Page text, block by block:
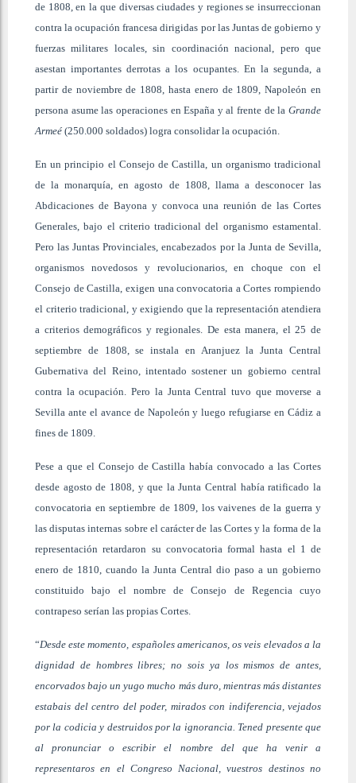
de 1808, en la que diversas ciudades y regiones se insurreccionan
contra la ocupación francesa dirigidas por las Juntas de gobierno y
fuerzas militares locales, sin coordinación nacional, pero que
asestan importantes derrotas a los ocupantes. En la segunda, a
partir de noviembre de 1808, hasta enero de 1809, Napoleón en
persona asume las operaciones en España y al frente de la Grande
Armeé (250.000 soldados) logra consolidar la ocupación.
En un principio el Consejo de Castilla, un organismo tradicional
de la monarquía, en agosto de 1808, llama a desconocer las
Abdicaciones de Bayona y convoca una reunión de las Cortes
Generales, bajo el criterio tradicional del organismo estamental.
Pero las Juntas Provinciales, encabezados por la Junta de Sevilla,
organismos novedosos y revolucionarios, en choque con el
Consejo de Castilla, exigen una convocatoria a Cortes rompiendo
el criterio tradicional, y exigiendo que la representación atendiera
a criterios demográficos y regionales. De esta manera, el 25 de
septiembre de 1808, se instala en Aranjuez la Junta Central
Gubernativa del Reino, intentado sostener un gobierno central
contra la ocupación. Pero la Junta Central tuvo que moverse a
Sevilla ante el avance de Napoleón y luego refugiarse en Cádiz a
fines de 1809.
Pese a que el Consejo de Castilla había convocado a las Cortes
desde agosto de 1808, y que la Junta Central había ratificado la
convocatoria en septiembre de 1809, los vaivenes de la guerra y
las disputas internas sobre el carácter de las Cortes y la forma de la
representación retardaron su convocatoria formal hasta el 1 de
enero de 1810, cuando la Junta Central dio paso a un gobierno
constituido bajo el nombre de Consejo de Regencia cuyo
contrapeso serían las propias Cortes.
“Desde este momento, españoles americanos, os veis elevados a la
dignidad de hombres libres; no sois ya los mismos de antes,
encorvados bajo un yugo mucho más duro, mientras más distantes
estabais del centro del poder, mirados con indiferencia, vejados
por la codicia y destruidos por la ignorancia. Tened presente que
al pronunciar o escribir el nombre del que ha venir a
representaros en el Congreso Nacional, vuestros destinos no